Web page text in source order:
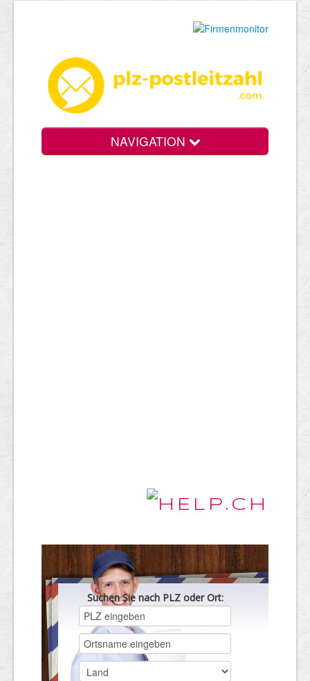
NAVIGATION
Suchen Sie nach PLZ oder Ort: